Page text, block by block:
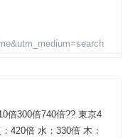
倍300倍740倍?? 東京4
420倍 水：330倍 木：